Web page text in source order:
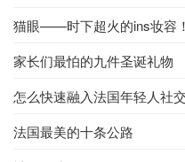
猫眼——时下超火的ins妆容！
家长们最怕的九件圣诞礼物
怎么快速融入法国年轻人社
法国最美的十条公路